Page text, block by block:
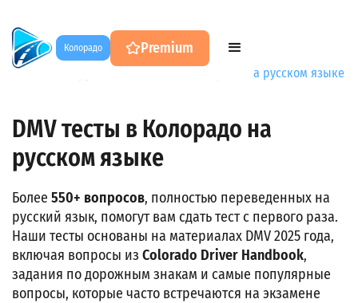
Колорадо Premium
DMV Test на русском DMV Test Колорадо на русском языке
DMV тесты в Колорадо на
русском языке
Более 550+ вопросов, полностью переведенных на
русский язык, помогут вам сдать тест с первого раза.
Наши тесты основаны на материалах DMV 2025 года,
включая вопросы из Colorado Driver Handbook,
задания по дорожным знакам и самые популярные
вопросы, которые часто встречаются на экзамене